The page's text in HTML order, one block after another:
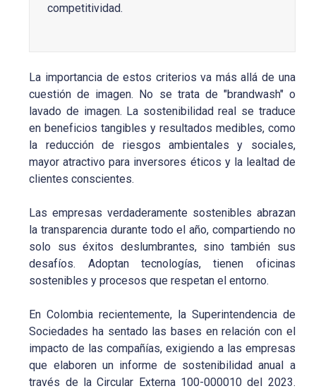
competitividad.
La importancia de estos criterios va más allá de una
cuestión de imagen. No se trata de "brandwash" o
lavado de imagen. La sostenibilidad real se traduce
en beneficios tangibles y resultados medibles, como
la reducción de riesgos ambientales y sociales,
mayor atractivo para inversores éticos y la lealtad de
clientes conscientes.
Las empresas verdaderamente sostenibles abrazan
la transparencia durante todo el año, compartiendo no
solo sus éxitos deslumbrantes, sino también sus
desafíos. Adoptan tecnologías, tienen oficinas
sostenibles y procesos que respetan el entorno.
En Colombia recientemente, la Superintendencia de
Sociedades ha sentado las bases en relación con el
impacto de las compañías, exigiendo a las empresas
que elaboren un informe de sostenibilidad anual a
través de la Circular Externa 100-000010 del 2023.